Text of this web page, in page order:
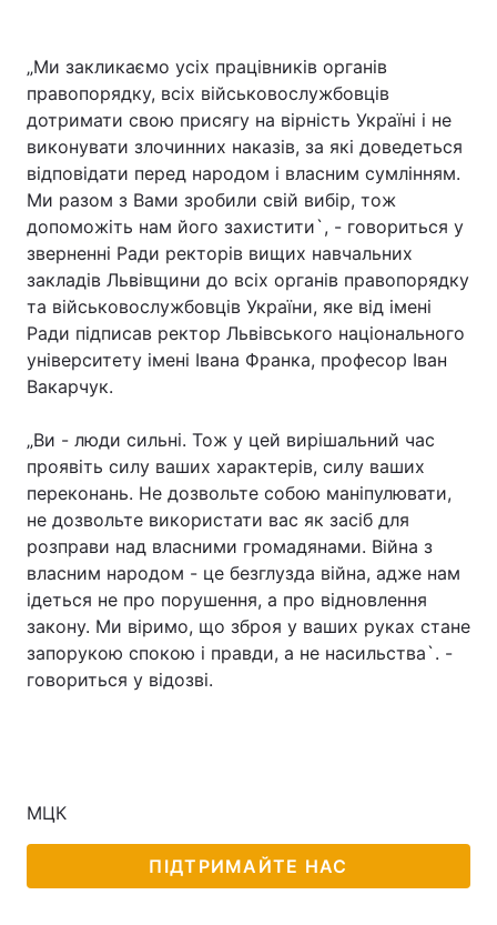
Головна
Україна Політика
Економіка Світ
Спорт Наука
Техно і зв'язок Лайт
Екологія Регіони
Лонгріди
„Ми закликаємо усіх працівників органів
правопорядку, всіх військовослужбовців
дотримати свою присягу на вірність Україні і не
виконувати злочинних наказів, за які доведеться
відповідати перед народом і власним сумлінням.
Ми разом з Вами зробили свій вибір, тож
допоможіть нам його захистити`, - говориться у
зверненні Ради ректорів вищих навчальних
закладів Львівщини до всіх органів правопорядку
та військовослужбовців України, яке від імені
Ради підписав ректор Львівського національного
університету імені Івана Франка, професор Іван
Вакарчук.
„Ви - люди сильні. Тож у цей вирішальний час
проявіть силу ваших характерів, силу ваших
переконань. Не дозвольте собою маніпулювати,
не дозвольте використати вас як засіб для
розправи над власними громадянами. Війна з
власним народом - це безглузда війна, адже нам
ідеться не про порушення, а про відновлення
закону. Ми віримо, що зброя у ваших руках стане
запорукою спокою і правди, а не насильства`. -
говориться у відозві.
МЦК
ПІДТРИМАЙТЕ НАС